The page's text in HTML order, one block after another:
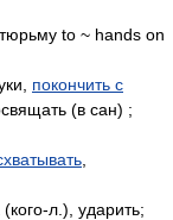
to ~ hands on
покончить с
(в сан) ;
л.), ударить;